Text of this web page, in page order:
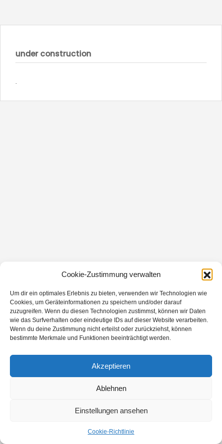
Cookie-Zustimmung verwalten
Um dir ein optimales Erlebnis zu bieten, verwenden wir Technologien wie
Cookies, um Geräteinformationen zu speichern und/oder darauf
zuzugreifen. Wenn du diesen Technologien zustimmst, können wir Daten
wie das Surfverhalten oder eindeutige IDs auf dieser Website verarbeiten.
Wenn du deine Zustimmung nicht erteilst oder zurückziehst, können
bestimmte Merkmale und Funktionen beeinträchtigt werden.
Akzeptieren
Ablehnen
Einstellungen ansehen
Cookie-Richtlinie
under construction